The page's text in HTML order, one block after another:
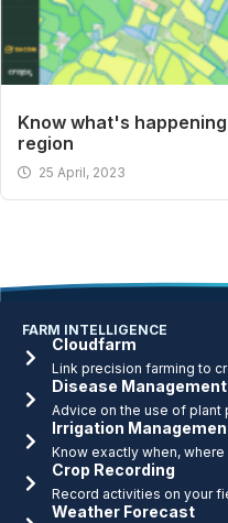
Know what's
region
25 April, 2023
FARM INTELLIGENCE
Cloudfarm
Link precision farming to
Disease Management
Advice on the use of plant
Irrigation
Know exactly when,
Crop Recording
Record activities on your
Weather Forecast